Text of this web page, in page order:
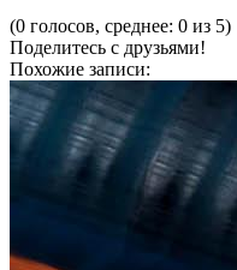
(0 голосов, среднее: 0 из 5)
Поделитесь с друзьями!
Похожие записи: